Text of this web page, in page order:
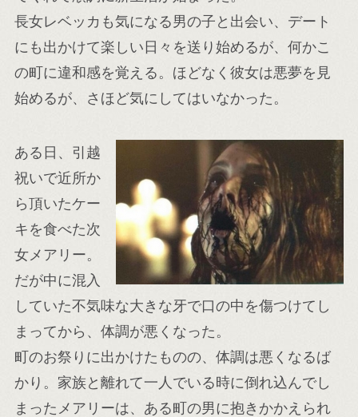
長女レベッカも気になる男の子と出会い、デート
にも出かけて楽しい日々を送り始めるが、何かこ
の町に違和感を覚える。ほどなく彼女は悪夢を見
始めるが、さほど気にしてはいなかった。
ある日、引越
祝いで近所か
ら頂いたケー
キを食べた次
女メアリー。
だが中に混入
していた不気味な大きな牙で口の中を傷つけてし
まってから、体調が悪くなった。
町のお祭りに出かけたものの、体調は悪くなるば
かり。家族と離れて一人でいる時に倒れ込んでし
まったメアリーは、ある町の男に抱きかかえられ